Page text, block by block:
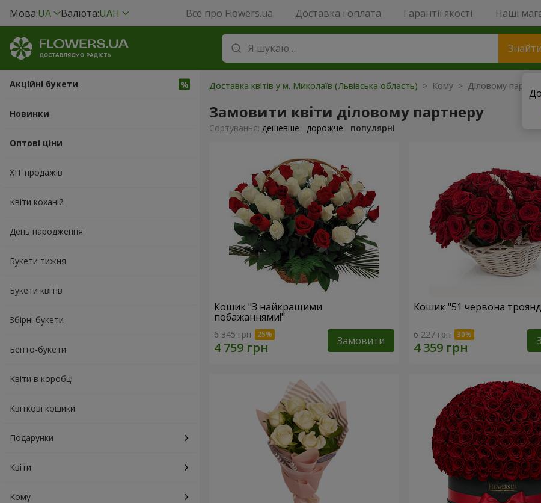
Мова:UA Валюта:UAH Все про Flowers.ua Доставка і оплата Гарантії якості Наші
Знайти
Акційні букети
Новинки
Оптові ціни
ХІТ продажів
Квіти коханій
День народження
Букети тижня
Букети квітів
Збірні букети
Бенто-букети
Квіти в коробці
Квіткові кошики
Подарунки
Квіти
Кому
Доставка квітів у м. Миколаїв (Львівська область) > Кому > Діловому партнеру
Замовити квіти діловому партнеру
Сортування: дешевше дорожче популярні
Кошик "З найкращими
побажаннями!"
6 345 грн Замовити
Кошик "51 червона
6 227 грн